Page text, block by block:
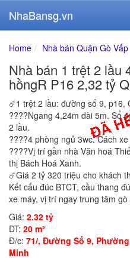
NhaBansg.vn
Home Nhà bán Quận Gò Vấp
Nhà bán 1 trệt 2 lầu
hồngR P16 2,32 tỷ
☄️1 trệt 2 lầu: đường số 9, p16,
????Ngang 4,24m dài 5m. Sổ
2 lầu.
????4 phòng ngủ 3wc. Cách
????Vị trí gần nhà Văn hoá
thị Bách Hoá Xanh.
☄️Giá 2 tỷ 320 triệu cho khách
Kết cấu đúc BTCT, cầu thang
xe máy, vị trí ngay trung tâm gò
Giá: 2.32 tỷ
DT: 20 m²
Đ/c: 71/, Đường Số 9,
Minh